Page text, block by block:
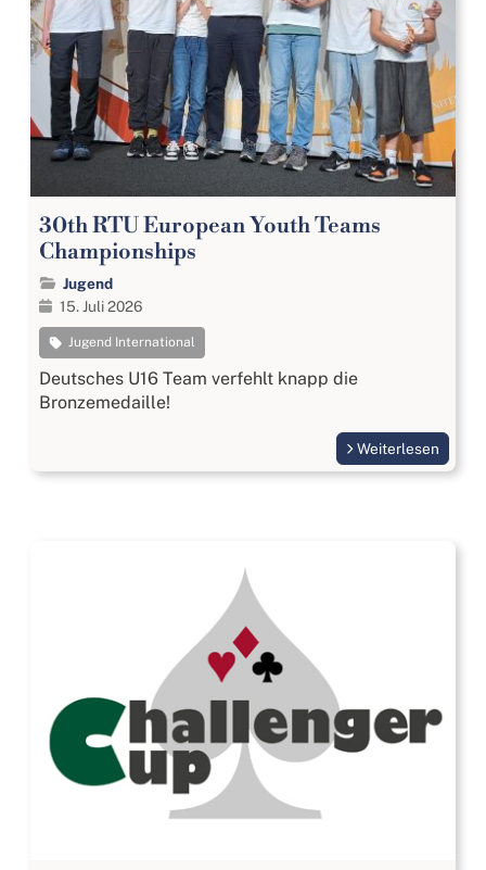
30th RTU European Youth Teams
Championships
Jugend
15. Juli 2026
Jugend International
Deutsches U16 Team verfehlt knapp die
Bronzemedaille!
Weiterlesen